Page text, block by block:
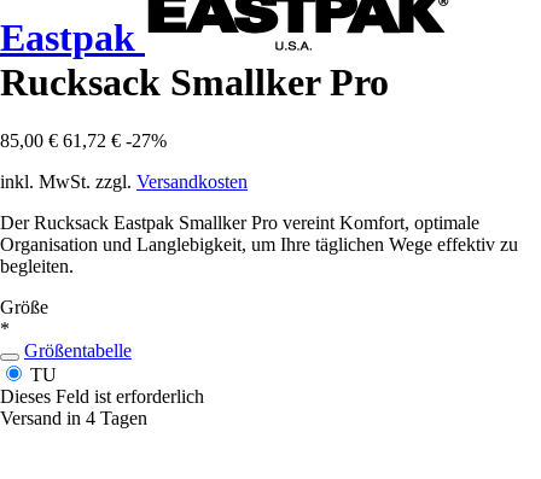
Eastpak
Rucksack Smallker Pro
85,00 € 61,72 € -27%
inkl. MwSt. zzgl. Versandkosten
Der Rucksack Eastpak Smallker Pro vereint Komfort, optimale
Organisation und Langlebigkeit, um Ihre täglichen Wege effektiv zu
begleiten.
Größe
*
Größentabelle
TU
Dieses Feld ist erforderlich
Versand in 4 Tagen